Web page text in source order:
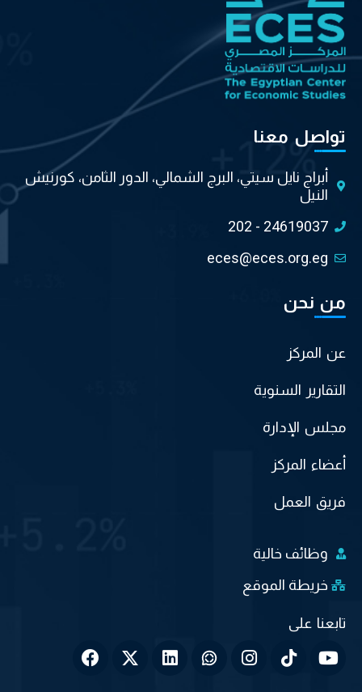
تواصل معنا
أبراج نايل سيتي، البرج الشمالي، الدور الثامن، كورنيش
النيل
202 - 24619037
eces@eces.org.eg
من نحن
عن المركز
التقارير السنوية
مجلس الإدارة
أعضاء المركز
فريق العمل
وظائف خالية
خريطة الموقع